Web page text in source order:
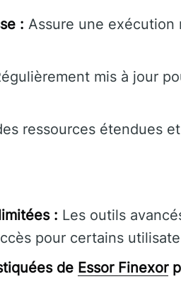
: Assure une exécution
mis à jour
ressources étendues
: Les outils
pour certains
de Essor Finexor